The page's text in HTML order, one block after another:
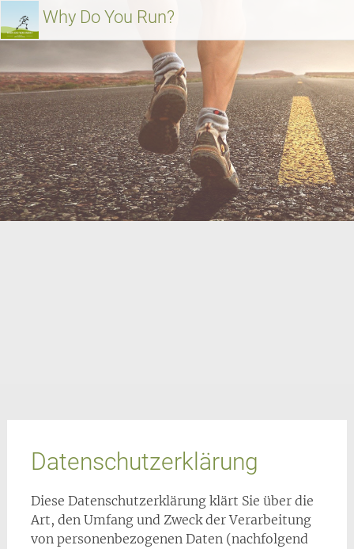
zum
Inhalt
Why Do You Run?
Datenschutzerklärung
Diese Datenschutzerklärung klärt Sie über die
Art, den Umfang und Zweck der Verarbeitung
von personenbezogenen Daten (nachfolgend